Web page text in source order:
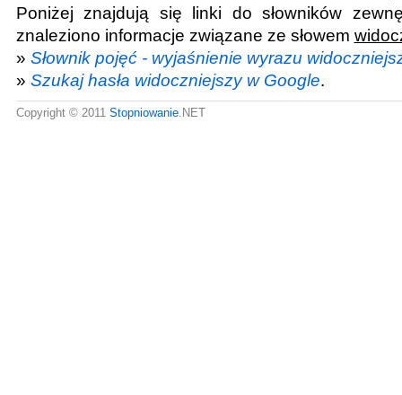
Poniżej znajdują się linki do słowników
znaleziono informacje związane ze słowem
» Słownik pojęć - wyjaśnienie wyrazu
» Szukaj hasła widoczniejszy w Google.
Copyright © 2011 Stopniowanie.NET